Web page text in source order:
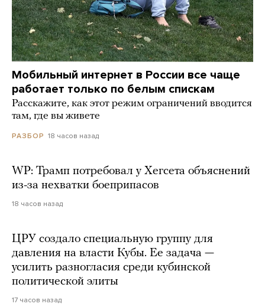
Мобильный интернет в России все чаще
работает только по белым спискам
Расскажите, как этот режим ограничений вводится
там, где вы живете
РАЗБОР 18 часов назад
WP: Трамп потребовал у Хегсета объяснений
из-за нехватки боеприпасов
18 часов назад
ЦРУ создало специальную группу для
давления на власти Кубы. Ее задача —
усилить разногласия среди кубинской
политической элиты
17 часов назад